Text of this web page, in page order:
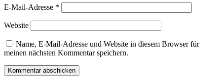
E-Mail-Adresse *
Website
Name, E-Mail-Adresse und Website in diesem Browser für
meinen nächsten Kommentar speichern.